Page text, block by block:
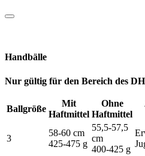
Handbälle
Nur gültig für den Bereich des
Ballgröße
Mit
Haftmittel
Ohne
Haftmittel
3
58-60 cm
425-475 g
55,5-57,5
cm
400-425 g